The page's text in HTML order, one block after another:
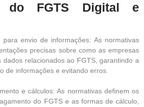
do FGTS Digital e
para envio de informações: As normativas
precisas sobre como as empresas
dados relacionados ao FGTS, garantindo a
de informações e evitando erros.
e cálculos: As normativas definem os
do FGTS e as formas de cálculo,